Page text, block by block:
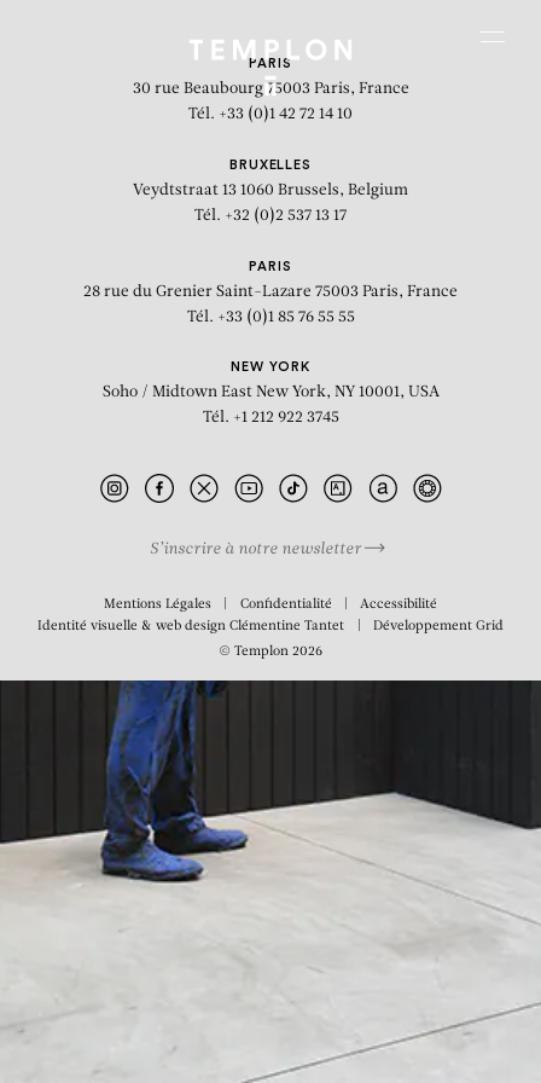
Blimpies
PARIS
30 rue Beaubourg 75003 Paris, France
Tél. +33 (0)1 42 72 14 10
BRUXELLES
Veydtstraat 13 1060 Brussels, Belgium
Tél. +32 (0)2 537 13 17
PARIS
28 rue du Grenier Saint-Lazare 75003 Paris, France
Tél. +33 (0)1 85 76 55 55
NEW YORK
Soho / Midtown East New York, NY 10001, USA
Tél. +1 212 922 3745
S’inscrire à notre newsletter
Mentions Légales Confidentialité
Accessibilité
Identité visuelle & web designClémentine Tantet Développement Grid
© Templon 2026